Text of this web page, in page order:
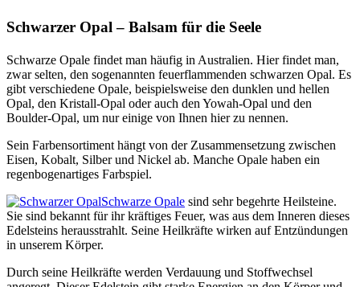
Schwarzer Opal – Balsam für die Seele
Schwarze Opale findet man häufig in Australien. Hier findet man,
zwar selten, den sogenannten feuerflammenden schwarzen Opal. Es
gibt verschiedene Opale, beispielsweise den dunklen und hellen
Opal, den Kristall-Opal oder auch den Yowah-Opal und den
Boulder-Opal, um nur einige von Ihnen hier zu nennen.
Sein Farbensortiment hängt von der Zusammensetzung zwischen
Eisen, Kobalt, Silber und Nickel ab. Manche Opale haben ein
regenbogenartiges Farbspiel.
Schwarze Opale sind sehr begehrte Heilsteine.
Sie sind bekannt für ihr kräftiges Feuer, was aus dem Inneren dieses
Edelsteins herausstrahlt. Seine Heilkräfte wirken auf Entzündungen
in unserem Körper.
Durch seine Heilkräfte werden Verdauung und Stoffwechsel